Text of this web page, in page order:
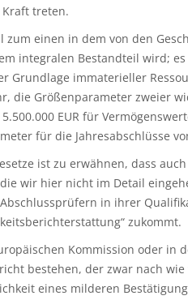
treten.
zum einen in dem von den
integralen Bestandteil wird;
immaterieller
die Größenparameter zweier
EUR für
für die Jahresabschlüsse
ist zu erwähnen, dass
wir hier nicht im Detail
in ihrer
zukommt.
Kommission oder in
bestehen, der zwar nach
eines milderen